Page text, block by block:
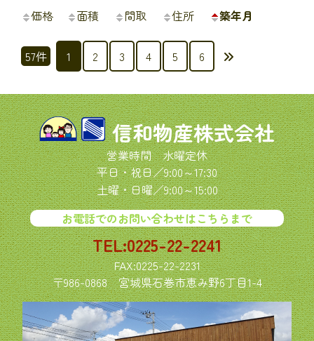
価格 面積 間取 住所 築年月
57件
投
稿
の
ペ
ー
ジ
送
り
1 2 3 4 5 6
信和物産株式会社
営業時間 水曜定休
平日・祝日／9:00～17:30
土曜・日曜／9:00～15:00
お電話でのお問い合わせはこちらまで
TEL:0225-22-2241
FAX:0225-22-2231
〒986-0868宮城県石巻市恵み野6丁目1-4